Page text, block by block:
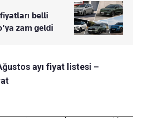
belli
zam geldi
ayı fiyat listesi –